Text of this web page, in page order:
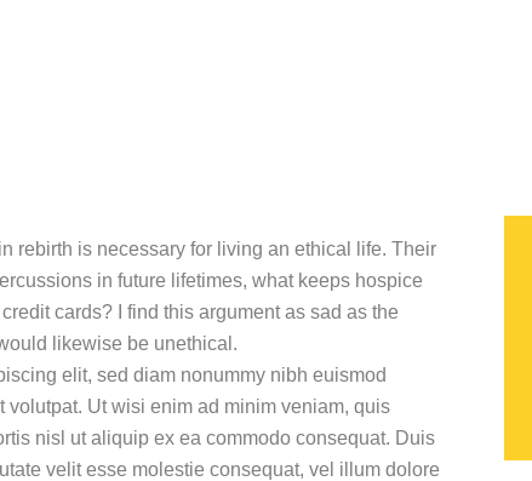
rebirth is necessary for living an ethical life. Their
in future lifetimes, what keeps hospice
cards? I find this argument as sad as the
likewise be unethical.
elit, sed diam nonummy nibh euismod
Ut wisi enim ad minim veniam, quis
nisl ut aliquip ex ea commodo consequat. Duis
velit esse molestie consequat, vel illum dolore